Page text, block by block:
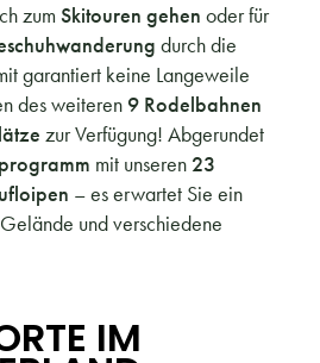
zum Skitouren gehen oder für
durch die
garantiert keine Langeweile
des weiteren 9 Rodelbahnen
zur Verfügung! Abgerundet
mit unseren 23
– es erwartet Sie ein
und verschiedene
IM